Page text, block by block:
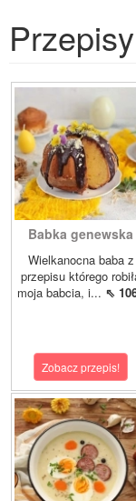
Babka genewska
Wielkanocna baba z
przepisu którego
moja babcia, i... ⇖
Zobacz przepis!